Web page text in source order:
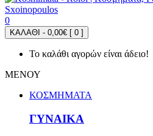
0
ΚΑΛΑΘΙ - 0,00€ [ 0 ]
Το καλάθι αγορών είναι άδειο!
ΜΕΝΟΥ
ΚΟΣΜΗΜΑΤΑ
ΓΥΝΑΙΚΑ